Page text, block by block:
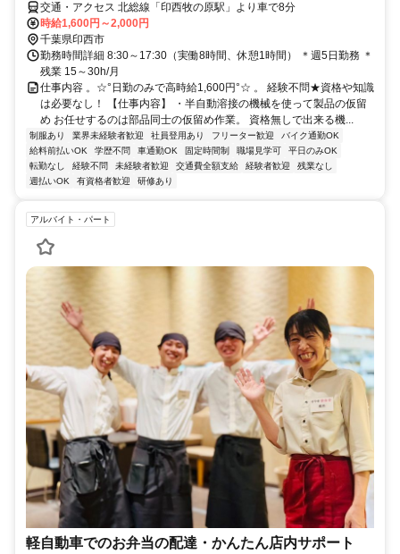
交通・アクセス 北総線「印西牧の原駅」より車で8分
時給1,600円～2,000円
千葉県印西市
勤務時間詳細 8:30～17:30（実働8時間、休憩1時間） ＊週5日勤務 ＊
残業 15～30h/月
仕事内容 。☆°日勤のみで高時給1,600円°☆ 。 経験不問★資格や知識
は必要なし！ 【仕事内容】 ・半自動溶接の機械を使って製品の仮留
め お任せするのは部品同士の仮留め作業。 資格無しで出来る機...
制服あり 業界未経験者歓迎 社員登用あり フリーター歓迎
バイク通勤OK
給料前払いOK
学歴不問 車通勤OK 固定時間制 職場見学可
平日のみOK
転勤なし
経験不問 未経験者歓迎 交通費全額支給 経験者歓迎
残業なし
週払いOK
有資格者歓迎 研修あり
アルバイト・パート
軽自動車でのお弁当の配達・かんたん店内サポート